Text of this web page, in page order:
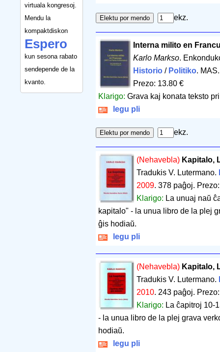
virtuala kongresoj.
Mendu la
kompaktdiskon
Espero
kun sesona rabato
sendepende de la
kvanto.
ekz.
Interna milito en
Karlo Markso.
Historio / Politiko.
Prezo: 13.80 €
Klarigo: Grava kaj konata teksto
legu pli
ekz.
(Nehavebla) Kapitalo,
Tradukis V. Lutermano.
2009. 378 paĝoj.
Klarigo: La unuaj naŭ
kapitalo" - la unua libro de la plej
ĝis hodiaŭ.
legu pli
(Nehavebla) Kapitalo,
Tradukis V. Lutermano.
2010. 243 paĝoj.
Klarigo: La ĉapitroj 10-
- la unua libro de la plej grava
hodiaŭ.
legu pli